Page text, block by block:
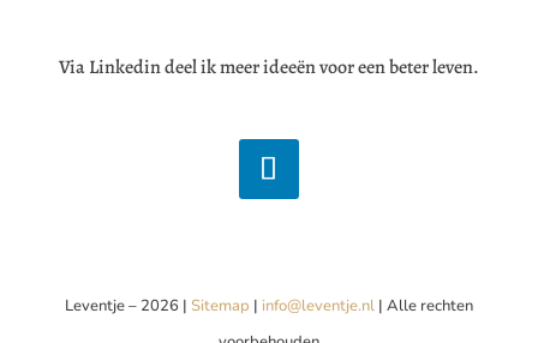
Via Linkedin deel ik meer ideeën voor een beter leven.
Leventje – 2026 | Sitemap | info@leventje.nl| Alle rechten